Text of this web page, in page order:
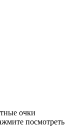
очки
посмотреть